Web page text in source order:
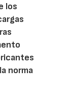
los
norma